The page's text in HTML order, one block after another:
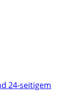
24-seitigem